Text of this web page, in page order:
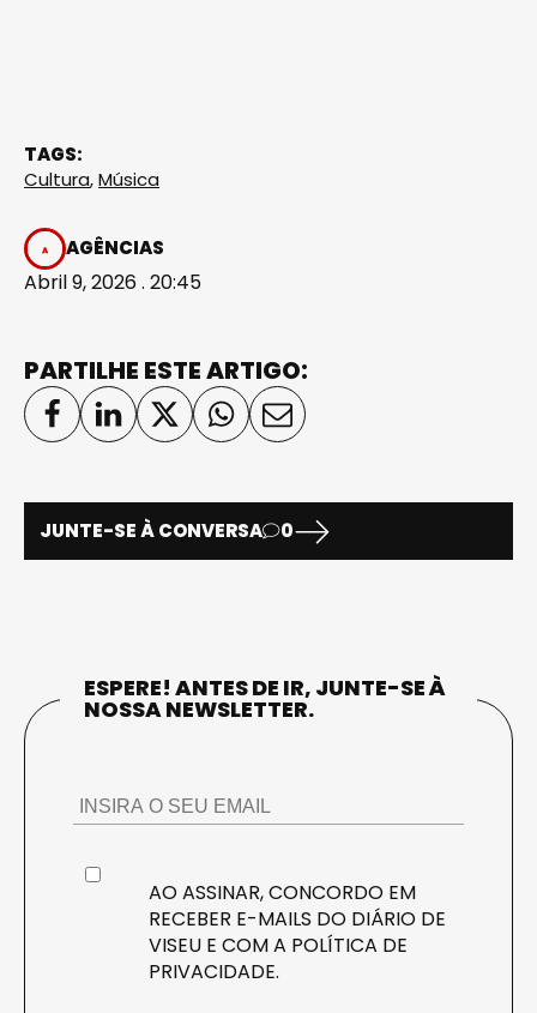
TAGS:
Cultura,Música
AGÊNCIAS
Abril 9, 2026 . 20:45
PARTILHE ESTE ARTIGO:
JUNTE-SE À CONVERSA 0
ESPERE! ANTES DE IR, JUNTE-SE À
NOSSA NEWSLETTER.
AO ASSINAR, CONCORDO EM
RECEBER E-MAILS DO DIÁRIO DE
VISEU E COM A POLÍTICA DE
PRIVACIDADE.